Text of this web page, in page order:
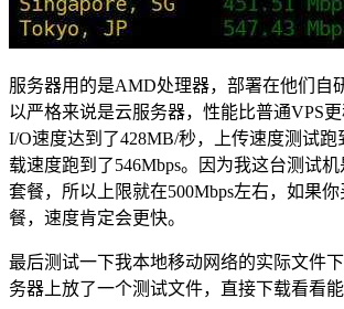
服务器用的是AMD处理器，部署在他们自
以严格来说是云服务器，性能比普通VPS
I/O速度达到了428MB/秒，上传速度测试跑
载速度跑到了546Mbps。因为我这台测试机
套餐，所以上限就在500Mbps左右，如果你
餐，速度肯定会更快。
最后测试一下我本地移动网络的实际文件
务器上放了一个测试文件，直接下载看看能